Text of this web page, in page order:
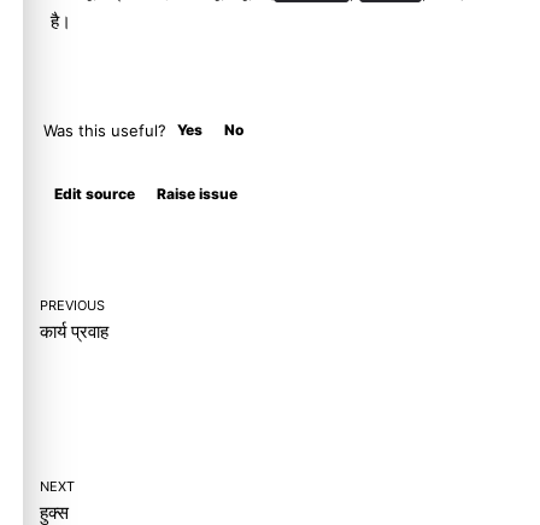
है।
Was this useful? Yes No
Edit source Raise issue
PREVIOUS
कार्य प्रवाह
NEXT
हुक्स